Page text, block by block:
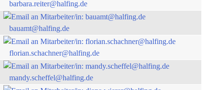
barbara.reiter@halfing.de
bauamt@halfing.de
florian.schachner@halfing.de
mandy.scheffel@halfing.de